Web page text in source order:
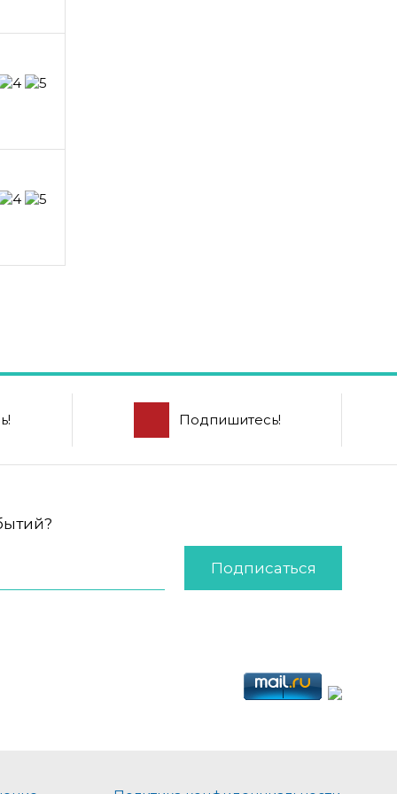
Подпишитесь!
Подписаться